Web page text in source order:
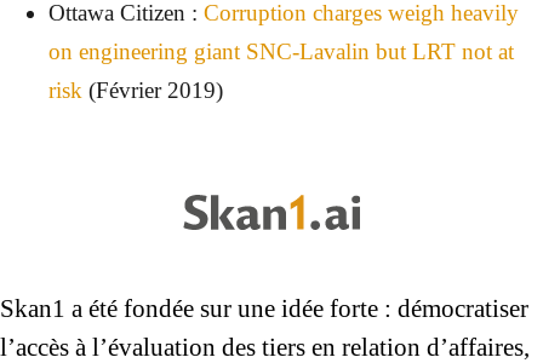
Ottawa Citizen : Corruption charges weigh heavily
on engineering giant SNC-Lavalin but LRT not at
risk (Février 2019)
Skan1 a été fondée sur une idée forte : démocratiser
l’accès à l’évaluation des tiers en relation d’affaires,